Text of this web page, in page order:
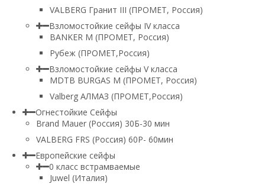
VALBERG Гранит III (ПРОМЕТ, Россия)
Взломостойкие сейфы IV класса
BANKER M (ПРОМЕТ, Россия)
Рубеж (ПРОМЕТ,Россия)
Взломостойкие сейфы V класса
MDTB BURGAS M (ПРОМЕТ, Россия)
Valberg АЛМАЗ (ПРОМЕТ,Россия)
Огнестойкие Сейфы
Brand Mauer (Россия) 30Б-30 мин
VALBERG FRS (Россия) 60Р- 60мин
Европейские сейфы
0 класс встрамваемые
Juwel (Италия)